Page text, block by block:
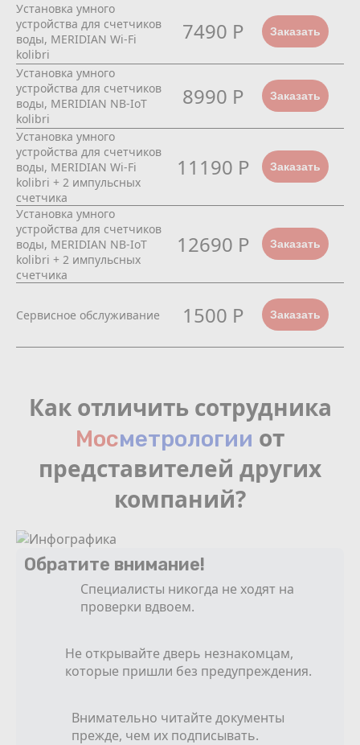
Установка умного
устройства для счетчиков
воды, MERIDIAN Wi-Fi
kolibri
7490 Р Заказать
Установка умного
устройства для счетчиков
воды, MERIDIAN NB-IoT
kolibri
8990 Р Заказать
Установка умного
устройства для счетчиков
воды, MERIDIAN Wi-Fi
kolibri + 2 импульсных
счетчика
11190 Р Заказать
Установка умного
устройства для счетчиков
воды, MERIDIAN NB-IoT
kolibri + 2 импульсных
счетчика
12690 Р Заказать
Сервисное обслуживание 1500 Р Заказать
Как отличить сотрудника
Мосмeтрологии от
представителей других
компаний?
Обратите внимание!
Специалисты никогда не ходят на
проверки вдвоем.
Не открывайте дверь незнакомцам,
которые пришли без предупреждения.
Внимательно читайте документы
прежде, чем их подписывать.